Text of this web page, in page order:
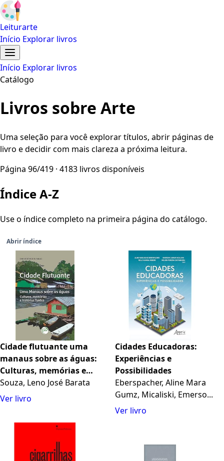
Leiturarte
Início Explorar livros
Início Explorar livros
Catálogo
Livros sobre Arte
Uma seleção para você explorar títulos, abrir páginas de
livro e decidir com mais clareza a próxima leitura.
Página 96/419 · 4183 livros disponíveis
Índice A-Z
Use o índice completo na primeira página do catálogo.
Abrir índice
Cidade flutuante uma
manaus sobre as águas:
Culturas, memórias e
histórias fluídas
Souza, Leno José Barata
Ver livro
Cidades Educadoras:
Experiências e
Possibilidades
Eberspacher, Aline Mara
Gumz, Micaliski, Emerso...
Ver livro